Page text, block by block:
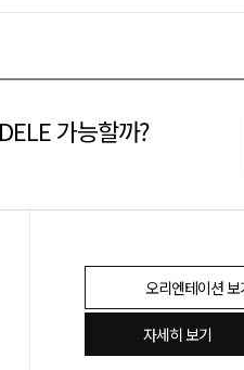
가능할까?
오리엔테이션 보
자세히 보기